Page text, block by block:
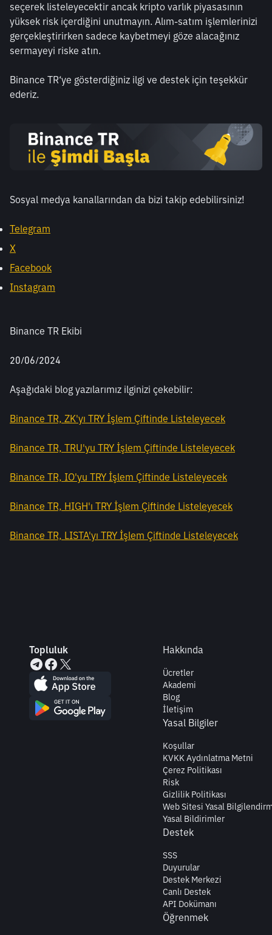
seçerek listeleyecektir ancak kripto varlık piyasasının
yüksek risk içerdiğini unutmayın. Alım-satım işlemlerinizi
gerçekleştirirken sadece kaybetmeyi göze alacağınız
sermayeyi riske atın.
Binance TR‘ye gösterdiğiniz ilgi ve destek için teşekkür
ederiz.
Sosyal medya kanallarından da bizi takip edebilirsiniz!
Telegram
X
Facebook
Instagram
Binance TR Ekibi
20/06/2024
Aşağıdaki blog yazılarımız ilginizi çekebilir:
Binance TR, ZK'yı TRY İşlem Çiftinde Listeleyecek
Binance TR, TRU'yu TRY İşlem Çiftinde Listeleyecek
Binance TR, IO'yu TRY İşlem Çiftinde Listeleyecek
Binance TR, HIGH'ı TRY İşlem Çiftinde Listeleyecek
Binance TR, LISTA'yı TRY İşlem Çiftinde Listeleyecek
Topluluk Hakkında
Ücretler
Akademi
Blog
İletişim
Yasal Bilgiler
Koşullar
KVKK Aydınlatma Metni
Çerez Politikası
Risk
Gizlilik Politikası
Web Sitesi Yasal
Yasal Bildirimler
Destek
SSS
Duyurular
Destek Merkezi
Canlı Destek
API Dokümanı
Öğrenmek